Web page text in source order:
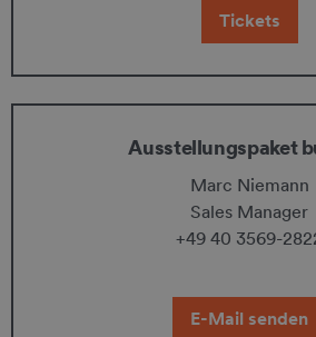
Tickets
Ausstel­lungs­pa­ket
Marc Niemann
Sales Manager
+49 40 3569-
E-Mail senden